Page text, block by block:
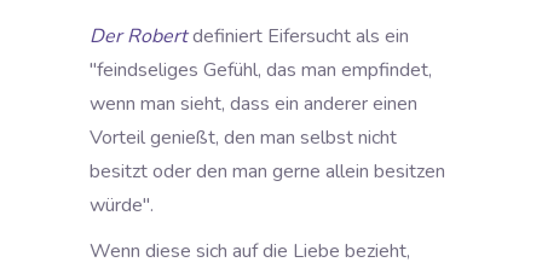
Der Robertdefiniert Eifersucht als ein
"feindseliges Gefühl, das man empfindet,
wenn man sieht, dass ein anderer einen
Vorteil genießt, den man selbst nicht
besitzt oder den man gerne allein besitzen
würde".
Wenn diese sich auf die Liebe bezieht,